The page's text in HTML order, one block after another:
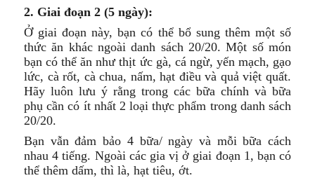
2. Giai đoạn 2 (5 ngày):
Ở giai đoạn này, bạn có thể bổ sung thêm một số
thức ăn khác ngoài danh sách 20/20. Một số món
bạn có thể ăn như thịt ức gà, cá ngừ, yến mạch, gạo
lức, cà rốt, cà chua, nấm, hạt điều và quả việt quất.
Hãy luôn lưu ý rằng trong các bữa chính và bữa
phụ cần có ít nhất 2 loại thực phẩm trong danh sách
20/20.
Bạn vẫn đảm bảo 4 bữa/ ngày và mỗi bữa cách
nhau 4 tiếng. Ngoài các gia vị ở giai đoạn 1, bạn có
thể thêm dấm, thì là, hạt tiêu, ớt.